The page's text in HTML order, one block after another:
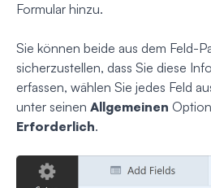
Formular hinzu.
Sie können beide aus dem Feld-
sicherzustellen, dass Sie diese
erfassen, wählen Sie jedes Feld
unter seinen Allgemeinen
Erforderlich.